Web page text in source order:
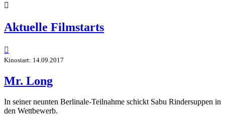

Aktuelle Filmstarts

Kinostart: 14.09.2017
Mr. Long
In seiner neunten Berlinale-Teilnahme schickt Sabu Rindersuppen in
den Wettbewerb.